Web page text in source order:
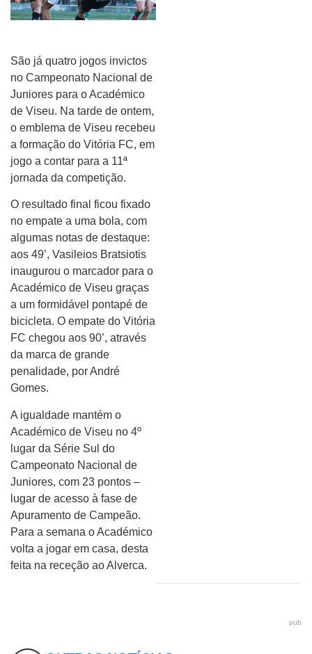
São já quatro jogos invictos
no Campeonato Nacional de
Juniores para o Académico
de Viseu. Na tarde de ontem,
o emblema de Viseu recebeu
a formação do Vitória FC, em
jogo a contar para a 11ª
jornada da competição.
O resultado final ficou fixado
no empate a uma bola, com
algumas notas de destaque:
aos 49’, Vasileios Bratsiotis
inaugurou o marcador para o
Académico de Viseu graças
a um formidável pontapé de
bicicleta. O empate do Vitória
FC chegou aos 90’, através
da marca de grande
penalidade, por André
Gomes.
A igualdade mantém o
Académico de Viseu no 4º
lugar da Série Sul do
Campeonato Nacional de
Juniores, com 23 pontos –
lugar de acesso à fase de
Apuramento de Campeão.
Para a semana o Académico
volta a jogar em casa, desta
feita na receção ao Alverca.
pub